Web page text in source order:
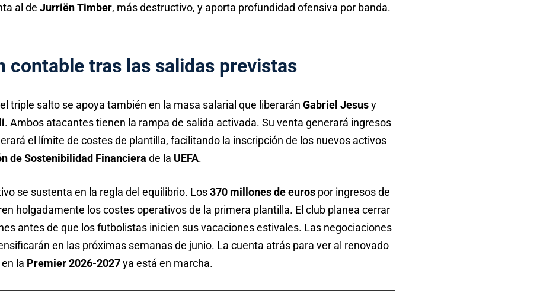
al de Jurriën Timber, más destructivo, y aporta profundidad ofensiva por banda.
contable tras las salidas previstas
triple salto se apoya también en la masa salarial que liberarán Gabriel Jesusy
. Ambos atacantes tienen la rampa de salida activada. Su venta generará ingresos
el límite de costes de plantilla, facilitando la inscripción de los nuevos activos
de Sostenibilidad Financiera de la UEFA.
se sustenta en la regla del equilibrio. Los370 millones de euros por ingresos de
holgadamente los costes operativos de la primera plantilla. El club planea cerrar
antes de que los futbolistas inicien sus vacaciones estivales. Las negociaciones
en las próximas semanas de junio. La cuenta atrás para ver al renovado
en la Premier 2026-2027ya está en marcha.